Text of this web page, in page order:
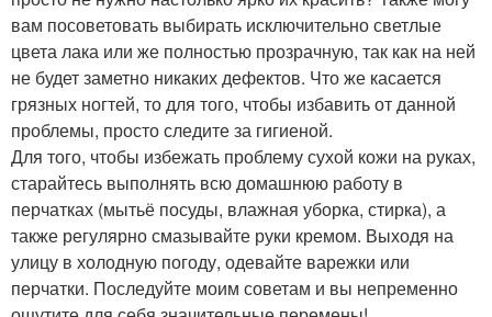
вам посоветовать выбирать исключительно светлые
цвета лака или же полностью прозрачную, так как на ней
не будет заметно никаких дефектов. Что же касается
грязных ногтей, то для того, чтобы избавить от данной
проблемы, просто следите за гигиеной.
Для того, чтобы избежать проблему сухой кожи на руках,
старайтесь выполнять всю домашнюю работу в
перчатках (мытьё посуды, влажная уборка, стирка), а
также регулярно смазывайте руки кремом. Выходя на
улицу в холодную погоду, одевайте варежки или
перчатки. Последуйте моим советам и вы непременно